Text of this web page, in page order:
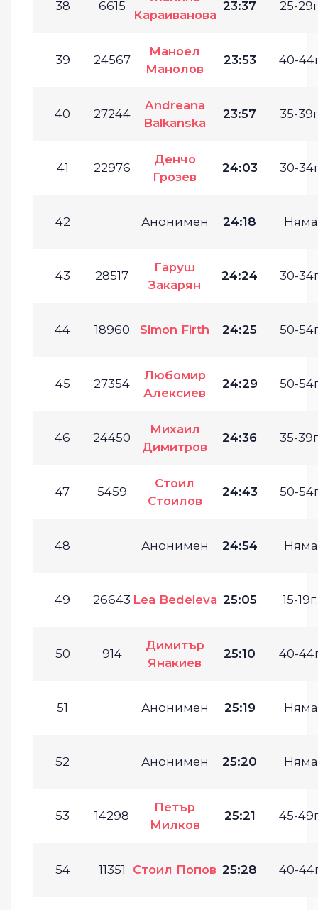
38 6615
Караиванова
23:37 25-
39 24567
Маноел
Манолов
23:53 40-
40 27244
Andreana
Balkanska
23:57 35-
41 22976
Денчо
Грозев
24:03 30-
42 Анонимен 24:18 Няма
43 28517
Гаруш
Закарян
24:24 30-
44 18960 Simon Firth 24:25 50-
45 27354
Любомир
Алексиев
24:29 50-
46 24450
Михаил
Димитров
24:36 35-
47 5459
Стоил
Стоилов
24:43 50-
48 Анонимен 24:54 Няма
49 26643 Lea Bedeleva 25:05 15-19г.
50 914
Димитър
Янакиев
25:10 40-
51 Анонимен 25:19 Няма
52 Анонимен 25:20 Няма
53 14298
Петър
Милков
25:21 45-
54 11351 Стоил Попов 25:28 40-